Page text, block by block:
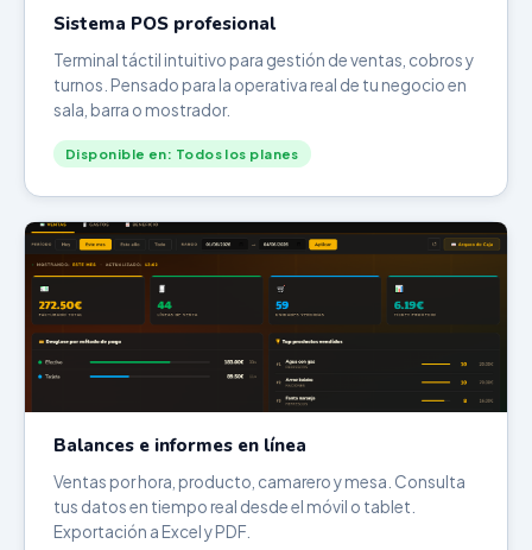
Sistema POS profesional
Terminal táctil intuitivo para gestión de ventas, cobros y
turnos. Pensado para la operativa real de tu negocio en
sala, barra o mostrador.
Disponible en: Todos los planes
Balances e informes en línea
Ventas por hora, producto, camarero y mesa. Consulta
tus datos en tiempo real desde el móvil o tablet.
Exportación a Excel y PDF.